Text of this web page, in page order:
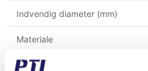
Indvendig diameter (mm)
Materiale
Temperatur °C